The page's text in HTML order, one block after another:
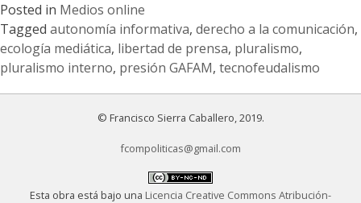
Posted in Medios online
Tagged autonomía informativa, derecho a la comunicación,
ecología mediática, libertad de prensa, pluralismo,
pluralismo interno, presión GAFAM, tecnofeudalismo
© Francisco Sierra Caballero, 2019.
fcompoliticas@gmail.com
Esta obra está bajo una Licencia Creative Commons Atribución-